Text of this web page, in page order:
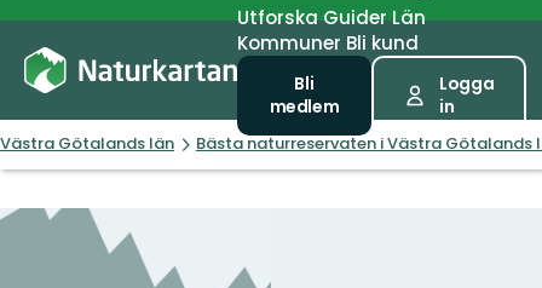
UtforskaGuiderLän
Kommuner Bli kund
Bli
medlem
Logga
in
Västra Götalands län Bästa naturreservaten i Västra Götalands